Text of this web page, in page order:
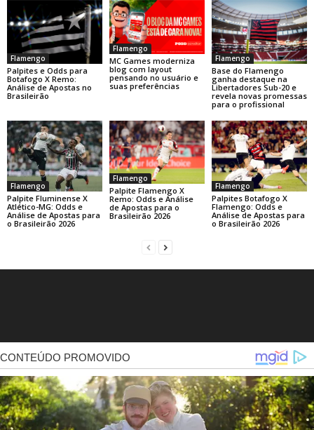
Flamengo
Palpites e Odds para
Botafogo X Remo:
Análise de Apostas no
Brasileirão
Flamengo
MC Games moderniza
blog com layout
pensando no usuário e
suas preferências
Flamengo
Base do Flamengo
ganha destaque na
Libertadores Sub-20 e
revela novas promessas
para o profissional
Flamengo
Palpite Fluminense X
Atlético-MG: Odds e
Análise de Apostas para
o Brasileirão 2026
Flamengo
Palpite Flamengo X
Remo: Odds e Análise
de Apostas para o
Brasileirão 2026
Flamengo
Palpites Botafogo X
Flamengo: Odds e
Análise de Apostas para
o Brasileirão 2026